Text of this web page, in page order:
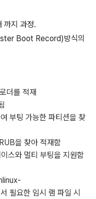
까지 과정.
Boot Record)방식의
더를 적재
부팅 가능한 파티션을 찾
을 찾아 적재함
스와 멀티 부팅을 지원함
필요한 임시 램 파일 시